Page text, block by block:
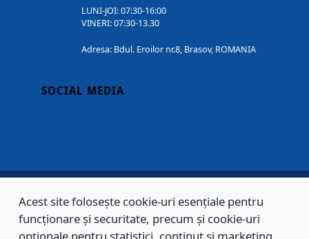
LUNI-JOI: 07:30-16:00
VINERI: 07:30-13.30
Adresa: Bdul. Eroilor nr.8, Brasov, ROMANIA
SOCIAL MEDIA
Copyright © 2002 - 2026 - PRIMĂRIA MUNICIPIULUI BRAȘOV, toate drepturile
rezervate.
Acest site folosește cookie-uri esențiale pentru
funcționare și securitate, precum și cookie-uri
opționale pentru statistici, conținut și marketing.